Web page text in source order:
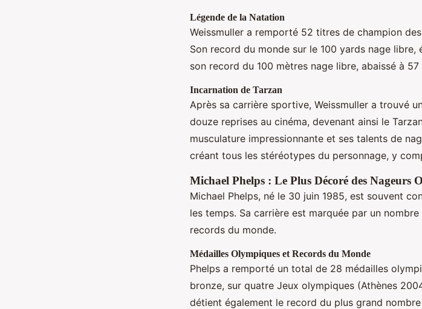
Légende de la Natation
Weissmuller a remporté 52 titres de champion
Son record du monde sur le 100 yards nage libre,
son record du 100 mètres nage libre, abaissé à
Incarnation de Tarzan
Après sa carrière sportive, Weissmuller a trouvé
douze reprises au cinéma, devenant ainsi le
musculature impressionnante et ses talents de
créant tous les stéréotypes du personnage, y
Michael Phelps : Le Plus Décoré des Nageurs
Michael Phelps, né le 30 juin 1985, est souvent
les temps. Sa carrière est marquée par un
records du monde.
Médailles Olympiques et Records du Monde
Phelps a remporté un total de 28 médailles
bronze, sur quatre Jeux olympiques (Athènes
détient également le record du plus grand